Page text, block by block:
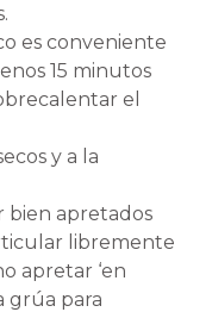
es conveniente
15 minutos
el
y a la
bien apretados
libremente
apretar ‘en
grúa para